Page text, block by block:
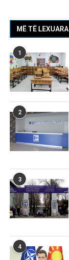
MË TË LEXUARA
1
2
3
4